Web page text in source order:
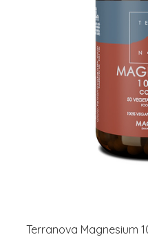
Terranova Magnesium